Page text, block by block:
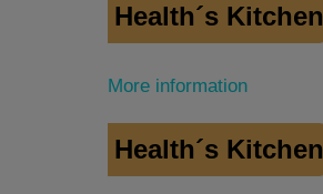
Health´s Kitchen
More information
Health´s Kitchen